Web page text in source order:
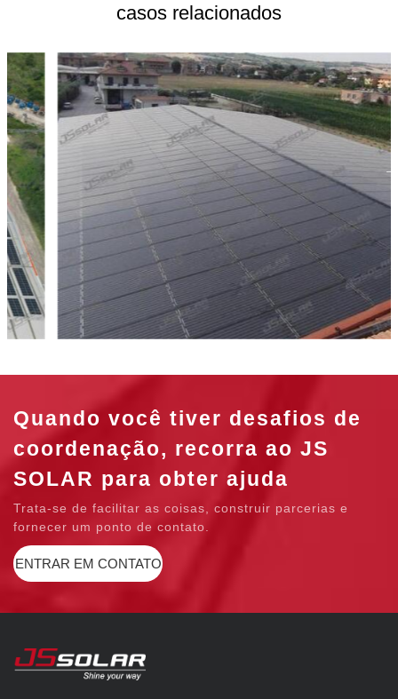
casos relacionados
Quando você tiver desafios de
coordenação, recorra ao JS
SOLAR para obter ajuda
Trata-se de facilitar as coisas, construir parcerias e
fornecer um ponto de contato.
ENTRAR EM CONTATO